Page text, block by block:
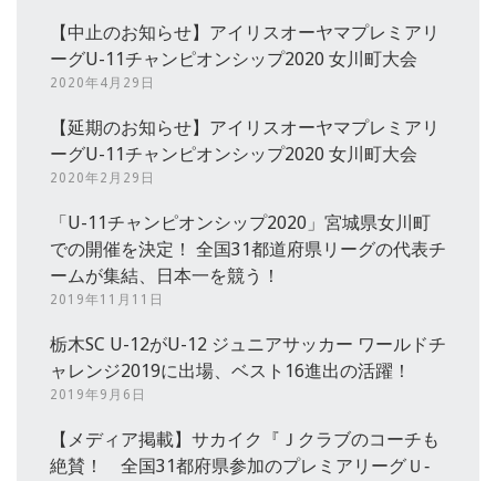
【中止のお知らせ】アイリスオーヤマプレミアリ
ーグU-11チャンピオンシップ2020 女川町大会
2020年4月29日
【延期のお知らせ】アイリスオーヤマプレミアリ
ーグU-11チャンピオンシップ2020 女川町大会
2020年2月29日
「U-11チャンピオンシップ2020」宮城県女川町
での開催を決定！ 全国31都道府県リーグの代表チ
ームが集結、日本一を競う！
2019年11月11日
栃木SC U-12がU-12 ジュニアサッカー ワールドチ
ャレンジ2019に出場、ベスト16進出の活躍！
2019年9月6日
【メディア掲載】サカイク『Ｊクラブのコーチも
絶賛！ 全国31都府県参加のプレミアリーグＵ‐